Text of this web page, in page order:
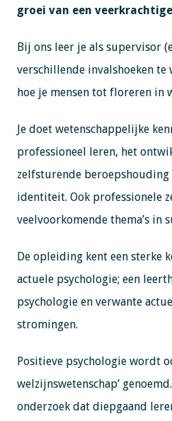
groei van een
Bij ons leer je als supervisor
verschillende invalshoeken te
hoe je mensen tot floreren in
Je doet wetenschappelijke
professioneel leren, het
zelfsturende beroepshouding
identiteit. Ook professionele
veelvoorkomende thema’s in
De opleiding kent een sterke
actuele psychologie; een
psychologie en verwante
stromingen.
Positieve psychologie wordt
welzijnswetenschap’
onderzoek dat diepgaand